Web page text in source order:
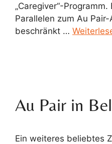
„Caregiver“-
Parallelen zum Au
beschränkt …
Au Pair in
Ein weiteres beliebtes